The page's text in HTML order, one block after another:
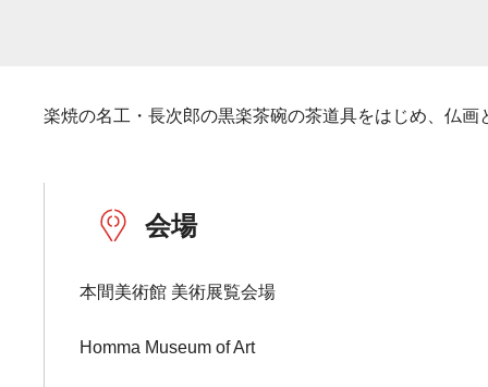
楽焼の名工・長次郎の黒楽茶碗の茶道具をはじめ、仏
会場
本間美術館 美術展覧会場
Homma Museum of Art